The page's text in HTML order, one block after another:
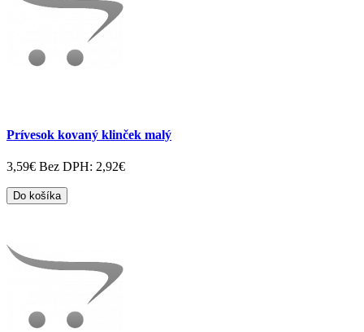
Prívesok kovaný klinček malý
3,59€ Bez DPH: 2,92€
Do košíka